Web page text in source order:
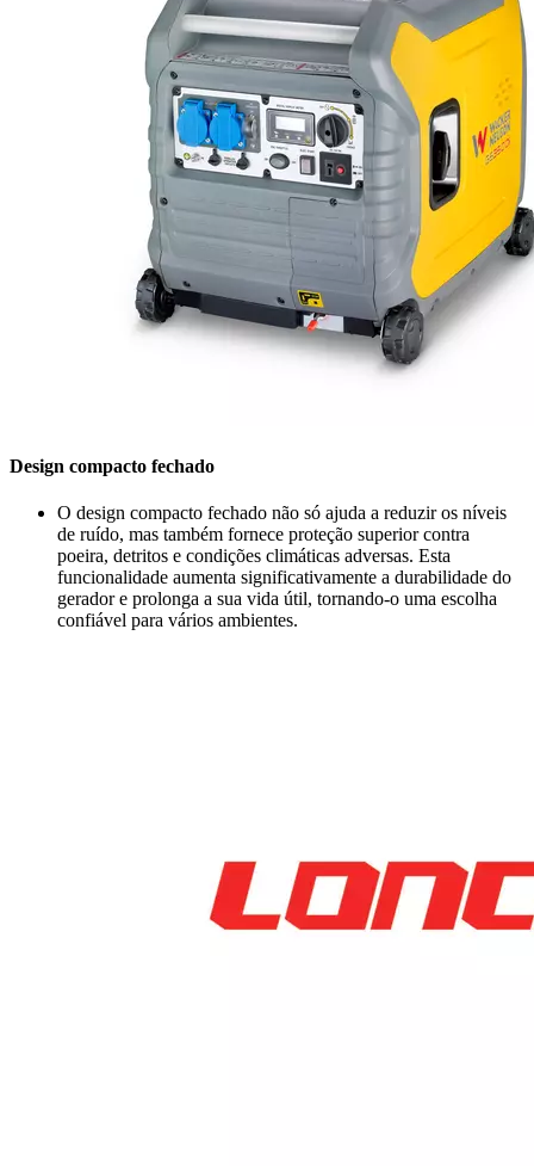
Design compacto fechado
O design compacto fechado não só ajuda a reduzir os níveis
de ruído, mas também fornece proteção superior contra
poeira, detritos e condições climáticas adversas. Esta
funcionalidade aumenta significativamente a durabilidade do
gerador e prolonga a sua vida útil, tornando-o uma escolha
confiável para vários ambientes.